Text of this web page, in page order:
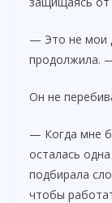
— Это не мои
продолжила.
Он не
— Когда мне
осталась
подбирала
чтобы